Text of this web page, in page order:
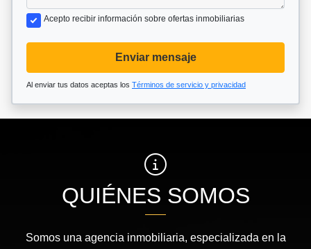
Acepto recibir información sobre ofertas inmobiliarias
Enviar mensaje
Al enviar tus datos aceptas los Términos de servicio y privacidad
QUIÉNES SOMOS
Somos una agencia inmobiliaria, especializada en la